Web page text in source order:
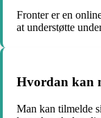
Fronter er en
at understøtte
Hvordan kan
Man kan tilmelde